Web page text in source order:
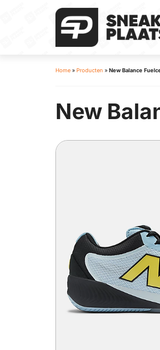
Home » Producten » New Balance
New